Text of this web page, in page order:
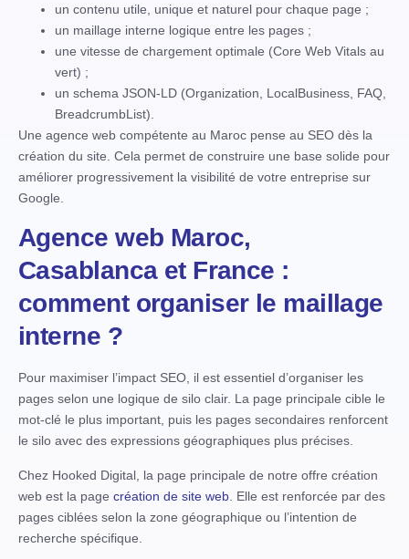
un contenu utile, unique et naturel pour chaque page ;
un maillage interne logique entre les pages ;
une vitesse de chargement optimale (Core Web Vitals au
vert) ;
un schema JSON-LD (Organization, LocalBusiness, FAQ,
BreadcrumbList).
Une agence web compétente au Maroc pense au SEO dès la
création du site. Cela permet de construire une base solide pour
améliorer progressivement la visibilité de votre entreprise sur
Google.
Agence web Maroc,
Casablanca et France :
comment organiser le maillage
interne ?
Pour maximiser l’impact SEO, il est essentiel d’organiser les
pages selon une logique de silo clair. La page principale cible le
mot-clé le plus important, puis les pages secondaires renforcent
le silo avec des expressions géographiques plus précises.
Chez Hooked Digital, la page principale de notre offre création
web est la page création de site web . Elle est renforcée par des
pages ciblées selon la zone géographique ou l’intention de
recherche spécifique.